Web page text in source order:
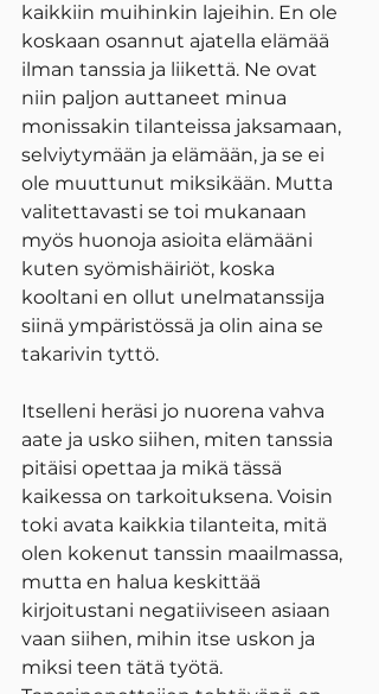
kaikkiin muihinkin lajeihin. En ole
koskaan osannut ajatella elämää
ilman tanssia ja liikettä. Ne ovat
niin paljon auttaneet minua
monissakin tilanteissa jaksamaan,
selviytymään ja elämään, ja se ei
ole muuttunut miksikään. Mutta
valitettavasti se toi mukanaan
myös huonoja asioita elämääni
kuten syömishäiriöt, koska
kooltani en ollut unelmatanssija
siinä ympäristössä ja olin aina se
takarivin tyttö.
Itselleni heräsi jo nuorena vahva
aate ja usko siihen, miten tanssia
pitäisi opettaa ja mikä tässä
kaikessa on tarkoituksena. Voisin
toki avata kaikkia tilanteita, mitä
olen kokenut tanssin maailmassa,
mutta en halua keskittää
kirjoitustani negatiiviseen asiaan
vaan siihen, mihin itse uskon ja
miksi teen tätä työtä.